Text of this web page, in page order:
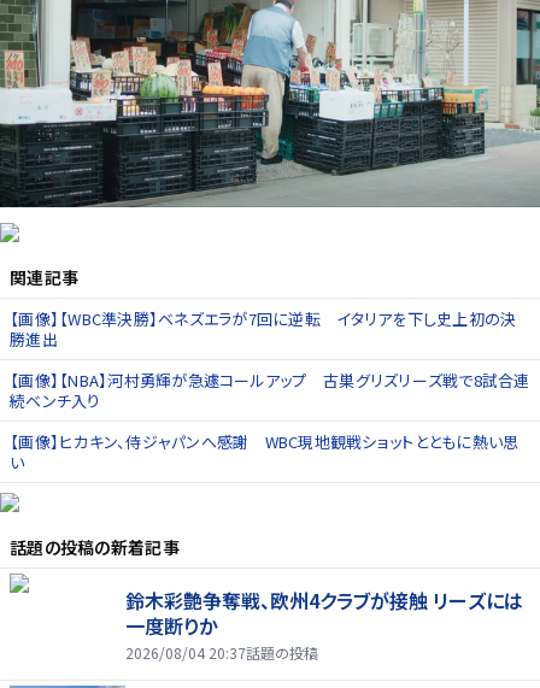
関連記事
【画像】【WBC準決勝】ベネズエラが7回に逆転 イタリアを下し史上初の決
勝進出
【画像】【NBA】河村勇輝が急遽コールアップ 古巣グリズリーズ戦で8試合連
続ベンチ入り
【画像】ヒカキン、侍ジャパンへ感謝 WBC現地観戦ショットとともに熱い思
い
話題の投稿の新着記事
鈴木彩艶争奪戦、欧州4クラブが接触 リーズには
一度断りか
2026/08/04 20:37話題の投稿